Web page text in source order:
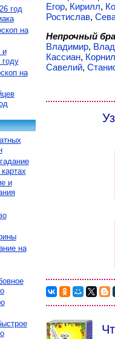
Егор, Кирилл,
Ростислав,
Непрочный
Владимир,
Кассиан,
Савелий,
год
на
и
году
на
и
на